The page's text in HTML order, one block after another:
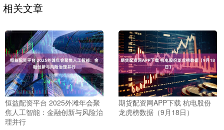
相关文章
恒益配资平台 2025外滩年会聚
焦人工智能：金融创新与风险治
理并行
期货配资网APP下载 杭电股份
龙虎榜数据（9月18日）